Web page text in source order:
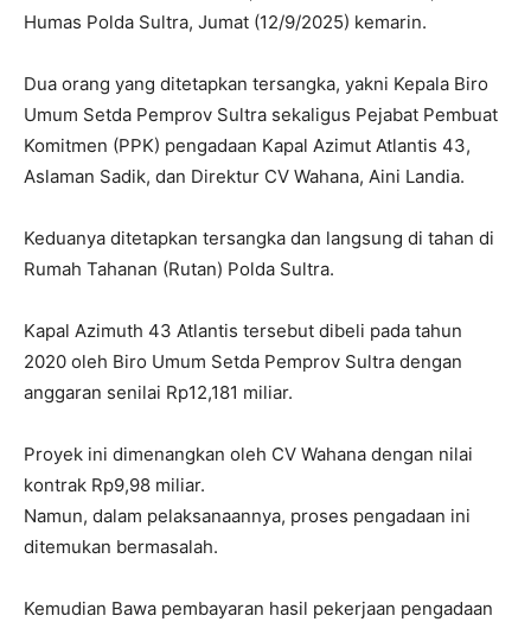
Humas Polda Sultra, Jumat (12/9/2025) kemarin.
Dua orang yang ditetapkan tersangka, yakni Kepala Biro
Umum Setda Pemprov Sultra sekaligus Pejabat Pembuat
Komitmen (PPK) pengadaan Kapal Azimut Atlantis 43,
Aslaman Sadik, dan Direktur CV Wahana, Aini Landia.
Keduanya ditetapkan tersangka dan langsung di tahan di
Rumah Tahanan (Rutan) Polda Sultra.
Kapal Azimuth 43 Atlantis tersebut dibeli pada tahun
2020 oleh Biro Umum Setda Pemprov Sultra dengan
anggaran senilai Rp12,181 miliar.
Proyek ini dimenangkan oleh CV Wahana dengan nilai
kontrak Rp9,98 miliar.
Namun, dalam pelaksanaannya, proses pengadaan ini
ditemukan bermasalah.
Kemudian Bawa pembayaran hasil pekerjaan pengadaan